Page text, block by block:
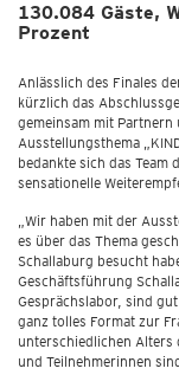
130.084 Gäste,
Prozent
Anlässlich des Finales
kürzlich das
gemeinsam mit
Ausstellungsthema
bedankte sich das
sensationelle
„Wir haben mit der
es über das Thema
Schallaburg besucht
Geschäftsführung
Gesprächslabor, sind
ganz tolles Format zur
unterschiedlichen Alters
und Teilnehmerinnen